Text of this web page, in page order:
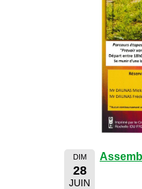
DIM
28
JUIN